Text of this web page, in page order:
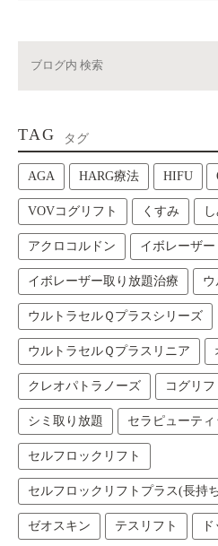
TAG タグ
AGA HARG療法 HIFU
VOVコグリフト くすみ
アクロコルドン イボレーザー
イボレーザー取り放題治療 ウ
ウルトラセルＱプラスシリーズ
ウルトラセルＱプラスリニア
クレオパトラノーズ コグリフ
シミ取り放題 セラピューテ
セルフロックリフト
セルフロックリフトプラス(長持
ゼオスキン テスリフト